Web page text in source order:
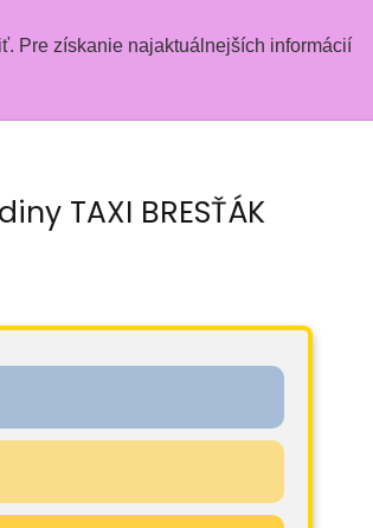
Pre získanie najaktuálnejších informácií
TAXI BRESŤÁK